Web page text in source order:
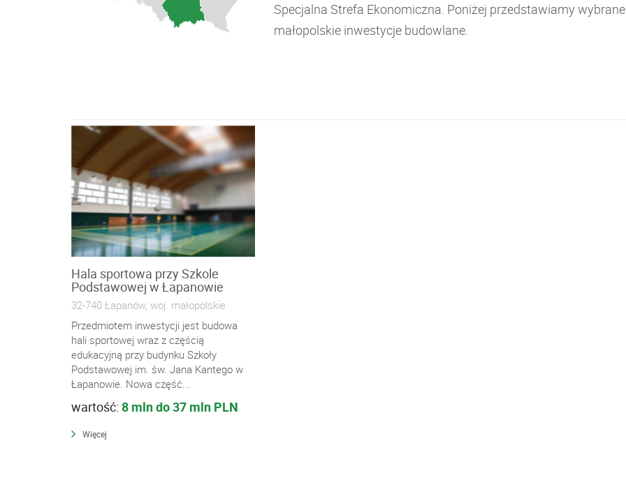
Specjalna Strefa Ekonomiczna. Poniżej przedstawiamy wybrane
małopolskie inwestycje budowlane.
Hala sportowa przy Szkole
Podstawowej w Łapanowie
32-740 Łapanów, woj. małopolskie
Przedmiotem inwestycji jest budowa
hali sportowej wraz z częścią
edukacyjną przy budynku Szkoły
Podstawowej im. św. Jana Kantego w
Łapanowie. Nowa część...
wartość: 8 mln do 37 mln PLN
Więcej